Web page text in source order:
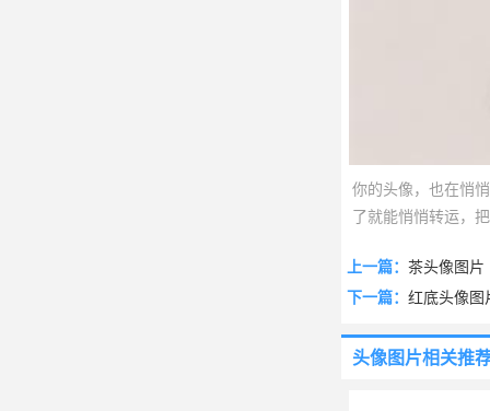
你的头像，也在悄
了就能悄悄转运，
上一篇： 茶头像图片
下一篇： 红底头像图
头像图片相关推